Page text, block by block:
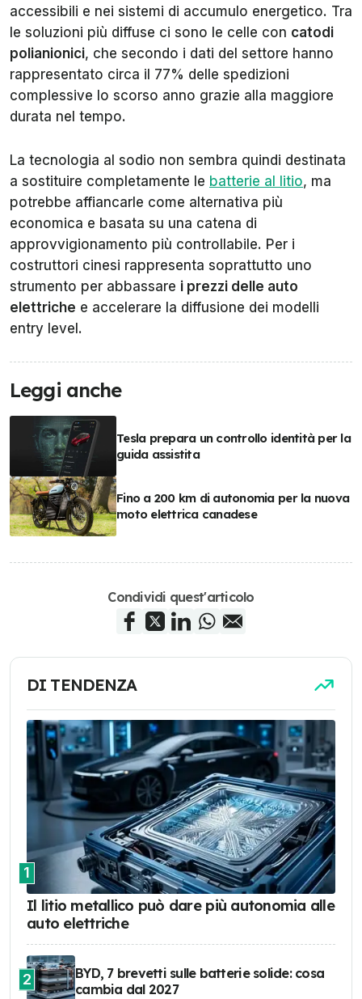
accessibili e nei sistemi di accumulo energetico. Tra
le soluzioni più diffuse ci sono le celle con catodi
polianionici, che secondo i dati del settore hanno
rappresentato circa il 77% delle spedizioni
complessive lo scorso anno grazie alla maggiore
durata nel tempo.
La tecnologia al sodio non sembra quindi destinata
a sostituire completamente le batterie al litio, ma
potrebbe affiancarle come alternativa più
economica e basata su una catena di
approvvigionamento più controllabile. Per i
costruttori cinesi rappresenta soprattutto uno
strumento per abbassare i prezzi delle auto
elettriche e accelerare la diffusione dei modelli
entry level .
Leggi anche
Tesla prepara un controllo identità per la
guida assistita
Fino a 200 km di autonomia per la nuova
moto elettrica canadese
Condividi quest'articolo
DI TENDENZA
1
Il litio metallico può dare più autonomia alle
auto elettriche
2
BYD, 7 brevetti sulle batterie solide: cosa
cambia dal 2027